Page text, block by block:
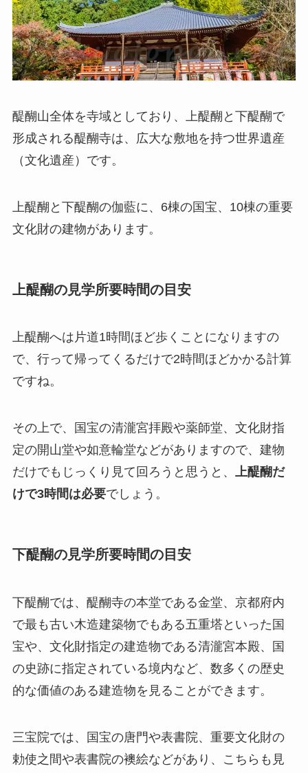
醍醐山全体を寺域としており、上醍醐と下醍醐で
形成される醍醐寺は、広大な敷地を持つ世界遺産
（文化遺産）です。
上醍醐と下醍醐の伽藍に、6棟の国宝、10棟の重要
文化財の建物があります。
上醍醐の見学所要時間の目安
上醍醐へは片道1時間ほど歩くことになりますの
で、行って帰ってくるだけで2時間ほどかかる計算
ですね。
その上で、国宝の清瀧宮拝殿や薬師堂、文化財指
定の開山堂や如意輪堂などがありますので、建物
だけでもじっくり見て回ろうと思うと、 上醍醐だ
けで3時間は必要でしょう。
下醍醐の見学所要時間の目安
下醍醐では、醍醐寺の本堂である金堂、京都府内
で最も古い木造建築物でもある五重塔といった国
宝や、文化財指定の建造物である清瀧宮本殿、国
の史跡に指定されている境内など、数多くの歴史
的な価値のある建造物を見ることができます。
三宝院では、国宝の唐門や表書院、重要文化財の
勅使之間や表書院の襖絵などがあり、こちらも見